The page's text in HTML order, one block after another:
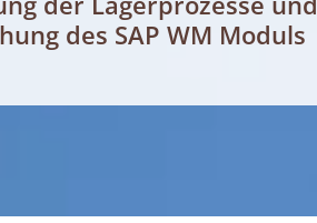
des SAP WM Moduls